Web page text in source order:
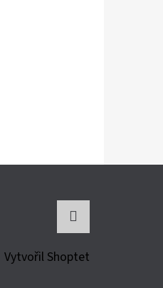
Vytvořil Shoptet